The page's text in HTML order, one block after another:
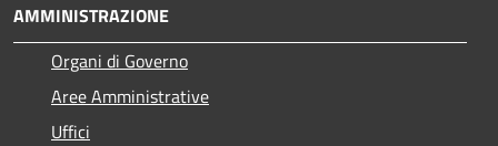
AMMINISTRAZIONE
Organi di Governo
Aree Amministrative
Uffici